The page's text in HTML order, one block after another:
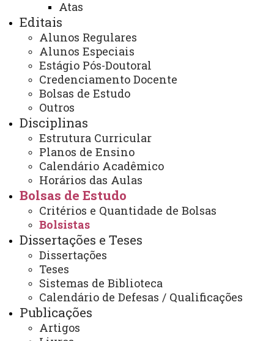
Atas
Editais
Alunos Regulares
Alunos Especiais
Estágio Pós-Doutoral
Credenciamento Docente
Bolsas de Estudo
Outros
Disciplinas
Estrutura Curricular
Planos de Ensino
Calendário Acadêmico
Horários das Aulas
Bolsas de Estudo
Critérios e Quantidade de Bolsas
Bolsistas
Dissertações e Teses
Dissertações
Teses
Sistemas de Biblioteca
Calendário de Defesas / Qualificações
Publicações
Artigos
ATUALIZAÇÃO MAIS RECENTE: 15 DE MAIO DE 2025
ACESSOS: 1226
Contato:
Horário de Atendimento:
08:30 às 11:30
13:30 às 17:00
Rua Universitária, 2069.
Prédio de Protótipos, 2º piso.
E-mail:
cascavel.pgeagri@unioeste.br
Você está aqui:Unioeste
PGEAGRI - Pós-graduação em Engenharia Agrícola -
Cascavel
Bolsas de Estudo
Bolsistas